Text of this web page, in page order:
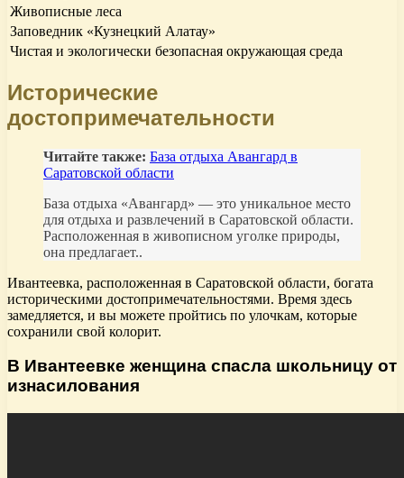
Живописные леса
Заповедник «Кузнецкий Алатау»
Чистая и экологически безопасная окружающая среда
Исторические
достопримечательности
Читайте также: База отдыха Авангард в
Саратовской области
База отдыха «Авангард» — это уникальное место
для отдыха и развлечений в Саратовской области.
Расположенная в живописном уголке природы,
она предлагает..
Ивантеевка, расположенная в Саратовской области, богата
историческими достопримечательностями. Время здесь
замедляется, и вы можете пройтись по улочкам, которые
сохранили свой колорит.
В Ивантеевке женщина спасла школьницу от
изнасилования